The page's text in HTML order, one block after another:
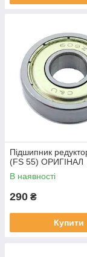
Підшипник
(FS 55) ОРИГІНАЛ
В наявності
290 ₴
Купити